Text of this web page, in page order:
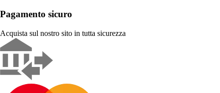
Pagamento sicuro
Acquista sul nostro sito in tutta sicurezza